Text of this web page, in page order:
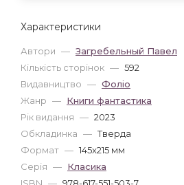
Характеристики
Автори — Загребельный Павел
Кількість сторінок — 592
Видавництво — Фоліо
Жанр — Книги фантастика
Рік видання — 2023
Обкладинка — Тверда
Формат — 145x215 мм
Серія — Класика
ISBN — 978-617-551-503-7